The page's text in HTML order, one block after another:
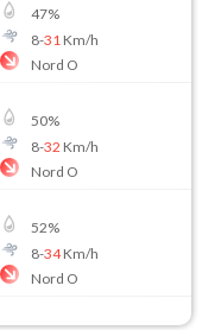
47%
8-31 Km/h
Nord O
50%
8-32 Km/h
Nord O
52%
8-34Km/h
Nord O